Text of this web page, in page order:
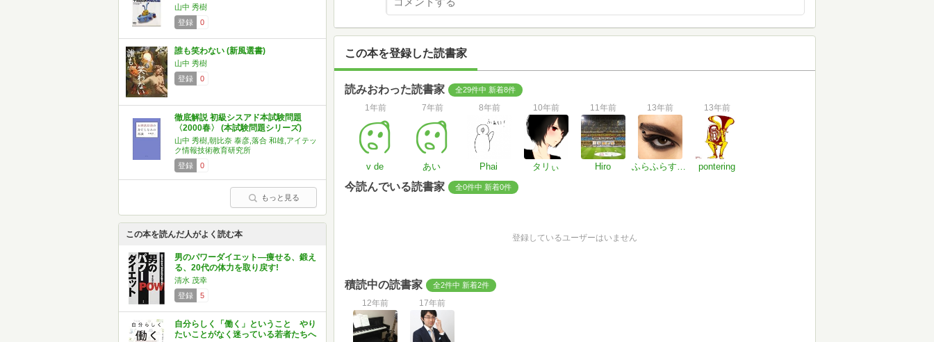
山中 秀樹
登録
0
誰も笑わない (新風選書)
山中 秀樹
登録
0
徹底解説 初級シスアド本試験問題
〈2000春〉 (本試験問題シリーズ)
山中 秀樹,朝比奈 泰彦,落合 和雄,アイテッ
ク情報技術教育研究所
登録
0
もっと見る
この本を読んだ人がよく読む本
男のパワーダイエット―痩せる、鍛え
る、20代の体力を取り戻す!
清水 茂幸
登録
5
自分らしく「働く」ということ やり
たいことがなく迷っている若者たちへ
この本を登録した読書家
読みおわった読書家 全29件中 新着8件
1年前
v de
7年前
あい
8年前
Phai
10年前
タリぃ
11年前
Hiro
13年前
ふらふらすきっぷ
13年前
pontering
今読んでいる読書家 全0件中 新着0件
登録しているユーザーはいません
積読中の読書家 全2件中 新着2件
12年前 17年前